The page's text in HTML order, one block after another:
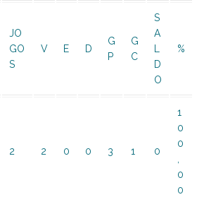
JO
GO
S
V E D
G
P
G
C
S
A
L
D
O
%
2 2 0 0 3 1 0
1
0
0
,
0
0